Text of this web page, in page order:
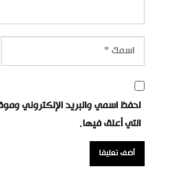
احفظ اسمي والبريد الإلكتروني
التي أعلق فيها.